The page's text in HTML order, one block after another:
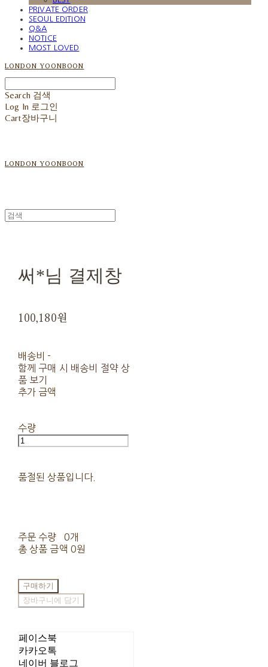
PRIVATE ORDER
SEOUL EDITION
Q&A
NOTICE
MOST LOVED
LONDON YOONBOON
Search 검색
Log In 로그인
Cart장바구니
LONDON YOONBOON
써*님 결제창
100,180원
배송비 -
함께 구매 시 배송비 절약 상
품 보기
추가 금액
수량
품절된 상품입니다.
주문 수량
0개
총 상품 금액 0원
구매하기
장바구니에 담기
페이스북
카카오톡
네이버 블로그